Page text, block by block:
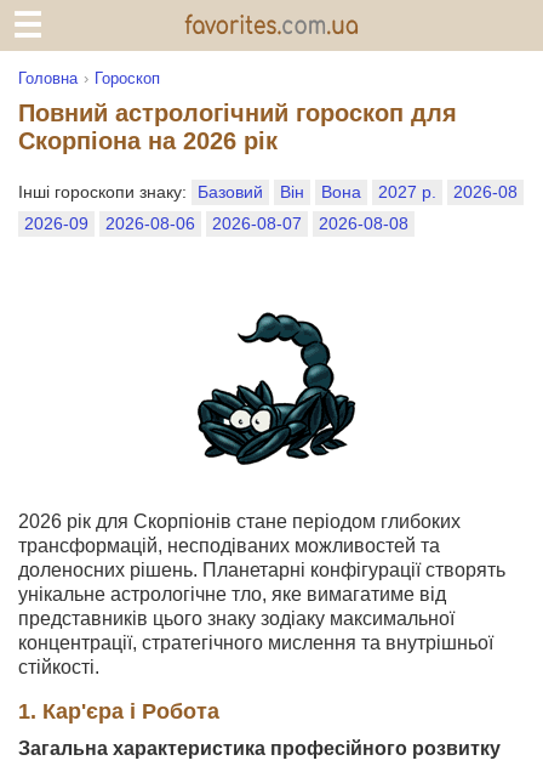
Головна Гороскоп
Повний астрологічний гороскоп для
Скорпіона на 2026 рік
Інші гороскопи знаку: Базовий Він Вона 2027 р.
2026-08
2026-09
2026-08-06 2026-08-07 2026-08-08
2026 рік для Скорпіонів стане періодом глибоких
трансформацій, несподіваних можливостей та
доленосних рішень. Планетарні конфігурації створять
унікальне астрологічне тло, яке вимагатиме від
представників цього знаку зодіаку максимальної
концентрації, стратегічного мислення та внутрішньої
стійкості.
1. Кар'єра і Робота
Загальна характеристика професійного розвитку